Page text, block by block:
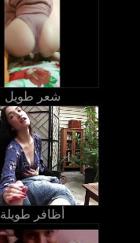
شعر طويل
أظافر طويلة